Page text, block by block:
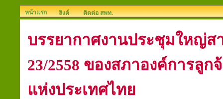
หน้าแรก ลิงค์ ติดต่อ สพท.
บรรยากาศงานประชุมใหญ่
23/2558 ของสภาองค์การลู
แห่งประเทศไทย